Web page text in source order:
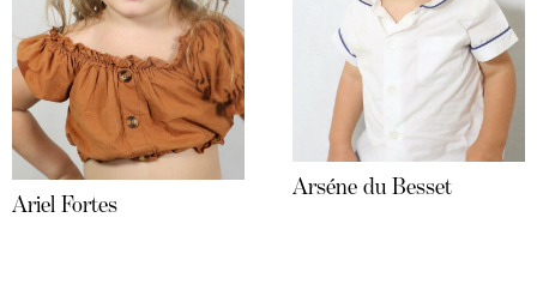
Ariel Fortes
Arséne du Besset